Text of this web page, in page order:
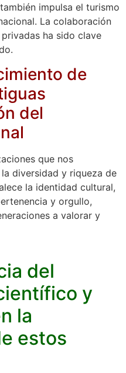
impulsa el turismo
La colaboración
ha sido clave
de
del
que nos
diversidad y riqueza de
la identidad cultural,
y orgullo,
a valorar y
del
y
la
estos